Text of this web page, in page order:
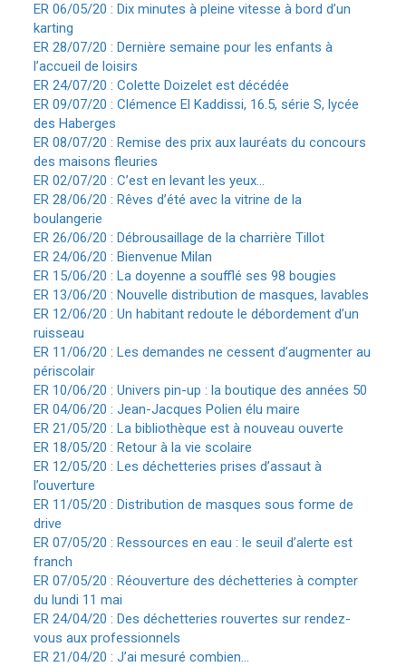
ER 06/05/20 : Dix minutes à pleine vitesse à bord d’un
karting
ER 28/07/20 : Dernière semaine pour les enfants à
l’accueil de loisirs
ER 24/07/20 : Colette Doizelet est décédée
ER 09/07/20 : Clémence El Kaddissi, 16.5, série S, lycée
des Haberges
ER 08/07/20 : Remise des prix aux lauréats du concours
des maisons fleuries
ER 02/07/20 : C’est en levant les yeux…
ER 28/06/20 : Rêves d’été avec la vitrine de la
boulangerie
ER 26/06/20 : Débrousaillage de la charrière Tillot
ER 24/06/20 : Bienvenue Milan
ER 15/06/20 : La doyenne a soufflé ses 98 bougies
ER 13/06/20 : Nouvelle distribution de masques, lavables
ER 12/06/20 : Un habitant redoute le débordement d’un
ruisseau
ER 11/06/20 : Les demandes ne cessent d’augmenter au
périscolair
ER 10/06/20 : Univers pin-up : la boutique des années 50
ER 04/06/20 : Jean-Jacques Polien élu maire
ER 21/05/20 : La bibliothèque est à nouveau ouverte
ER 18/05/20 : Retour à la vie scolaire
ER 12/05/20 : Les déchetteries prises d’assaut à
l’ouverture
ER 11/05/20 : Distribution de masques sous forme de
drive
ER 07/05/20 : Ressources en eau : le seuil d’alerte est
franch
ER 07/05/20 : Réouverture des déchetteries à compter
du lundi 11 mai
ER 24/04/20 : Des déchetteries rouvertes sur rendez-
vous aux professionnels
ER 21/04/20 : J’ai mesuré combien…